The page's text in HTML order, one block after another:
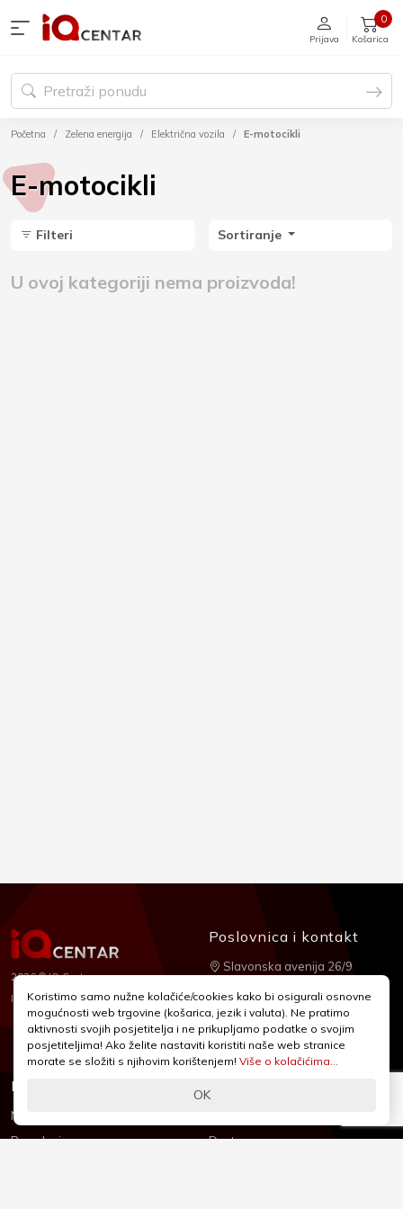
Prijava Košarica
0
Početna Zelena energija Električna vozila E-motocikli
E-motocikli
Filteri Sortiranje
U ovoj kategoriji nema proizvoda!
2026 © IQ Centar
Izrada:Nubilus
Informacije
Novosti & Promocije
Brandovi
Podrška
Dostava
Poslovnica i kontakt
Slavonska avenija 26/9
+385 1 2455 950
webshop@iqcentar.hr
Pon - Pet od 9 - 17h
Koristimo samo nužne kolačiće/cookies kako bi osigurali osnovne
mogućnosti web trgovine (košarica, jezik i valuta). Ne pratimo
aktivnosti svojih posjetitelja i ne prikupljamo podatke o svojim
posjetiteljima! Ako želite nastaviti koristiti naše web stranice
morate se složiti s njihovim korištenjem! Više o kolačićima...
OK